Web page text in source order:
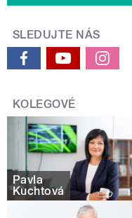
SLEDUJTE NÁS
KOLEGOVÉ
Pavla
Kuchtová